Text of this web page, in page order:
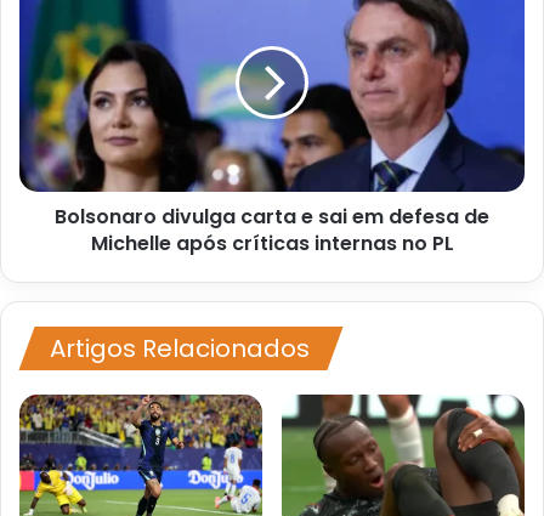
divulga
carta
sai
em
defesa
de
Michelle
Bolsonaro divulga carta e sai em defesa de
Michelle após críticas internas no PL
Artigos Relacionados